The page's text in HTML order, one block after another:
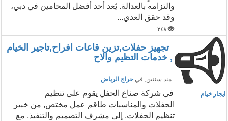
والتزامه بالعدالة. يُعد أحد أفضل المحامين في دبي،
وقد حقق العدي...
٢٤٨
تجهيز حفلات,تزين قاعات افراح,تاجير الخيام
, خدمات التظيم والاح
منذ سنتين, في حراج الرياض
ايجار خيام
فى شركة صناع الحفل يقوم على تنظيم
الحفلات والمناسبات طاقم عمل مختص, من خبير
تنظيم الحفلات, إلى مشرف التصميم والتنفيذ, مع